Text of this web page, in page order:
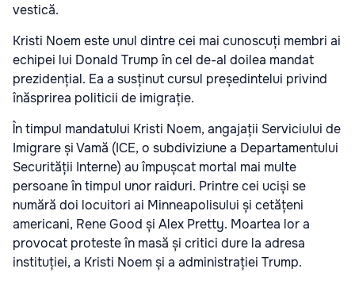
vestică.
Kristi Noem este unul dintre cei mai cunoscuți membri ai
echipei lui Donald Trump în cel de-al doilea mandat
prezidențial. Ea a susținut cursul președintelui privind
înăsprirea politicii de imigrație.
În timpul mandatului Kristi Noem, angajații Serviciului de
Imigrare și Vamă (ICE, o subdiviziune a Departamentului
Securității Interne) au împușcat mortal mai multe
persoane în timpul unor raiduri. Printre cei uciși se
numără doi locuitori ai Minneapolisului și cetățeni
americani, Rene Good și Alex Pretty. Moartea lor a
provocat proteste în masă și critici dure la adresa
instituției, a Kristi Noem și a administrației Trump.